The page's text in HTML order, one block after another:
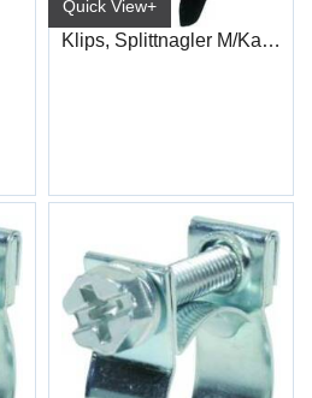
Quick View+
Klips, Splittnagler M/Kappe 8,0X13 B20